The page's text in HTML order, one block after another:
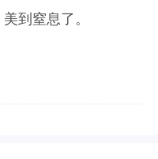
到窒息了。